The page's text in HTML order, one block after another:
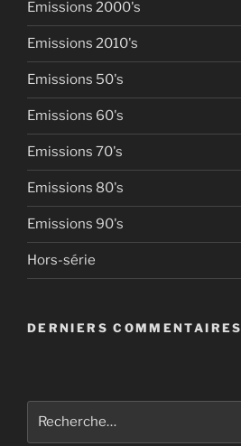
Emissions 2000's
Emissions 2010's
Emissions 50's
Emissions 60's
Emissions 70's
Emissions 80's
Emissions 90's
Hors-série
DERNIERS COMMENTAIRES